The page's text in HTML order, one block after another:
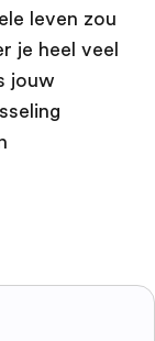
leven zou
je heel veel
jouw